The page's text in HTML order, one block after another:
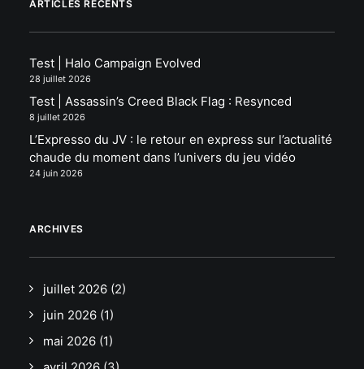
ARTICLES RÉCENTS
Test | Halo Campaign Evolved
28 juillet 2026
Test | Assassin’s Creed Black Flag : Resynced
8 juillet 2026
L’Expresso du JV : le retour en express sur l’actualité
chaude du moment dans l’univers du jeu vidéo
24 juin 2026
ARCHIVES
juillet 2026 (2)
juin 2026 (1)
mai 2026 (1)